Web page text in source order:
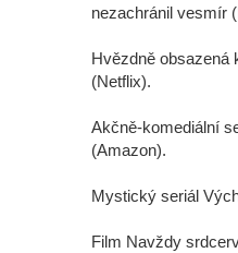
nezachránil vesmír
Hvězdně obsazená
(Netflix).
Akčně-komediální
(Amazon).
Mystický seriál
Film Navždy